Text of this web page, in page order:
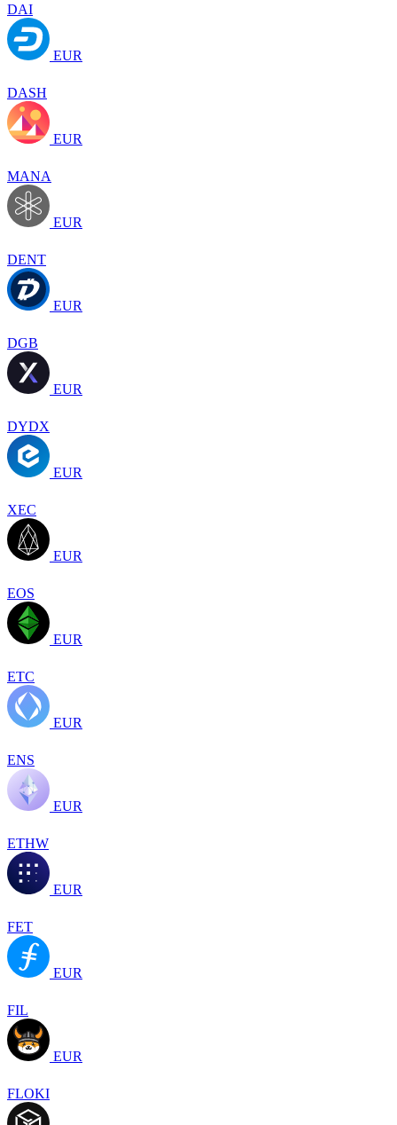
DAI
EUR
DASH
EUR
MANA
EUR
DENT
EUR
DGB
EUR
DYDX
EUR
XEC
EUR
EOS
EUR
ETC
EUR
ENS
EUR
ETHW
EUR
FET
EUR
FIL
EUR
FLOKI